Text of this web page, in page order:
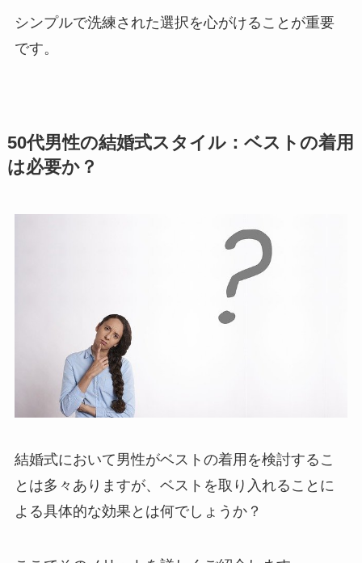
シンプルで洗練された選択を心がけることが重要
です。
50代男性の結婚式スタイル：ベストの着用
は必要か？
結婚式において男性がベストの着用を検討するこ
とは多々ありますが、ベストを取り入れることに
よる具体的な効果とは何でしょうか？